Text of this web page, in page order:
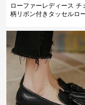
ローファーレディース チ
柄リボン付きタッセルロ